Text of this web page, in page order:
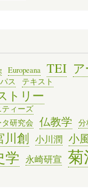
Europeana TEI
ス テキスト
トリー
ィーズ
研究会
仏教学 分
川創 小川潤 小
学 永崎研宣 菊